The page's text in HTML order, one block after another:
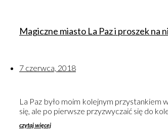
Magiczne miasto La Paz i proszek na
7 czerwca, 2018
La Paz było moim kolejnym przystankiem
się, ale po pierwsze przyzwyczaić się do
czytaj więcej